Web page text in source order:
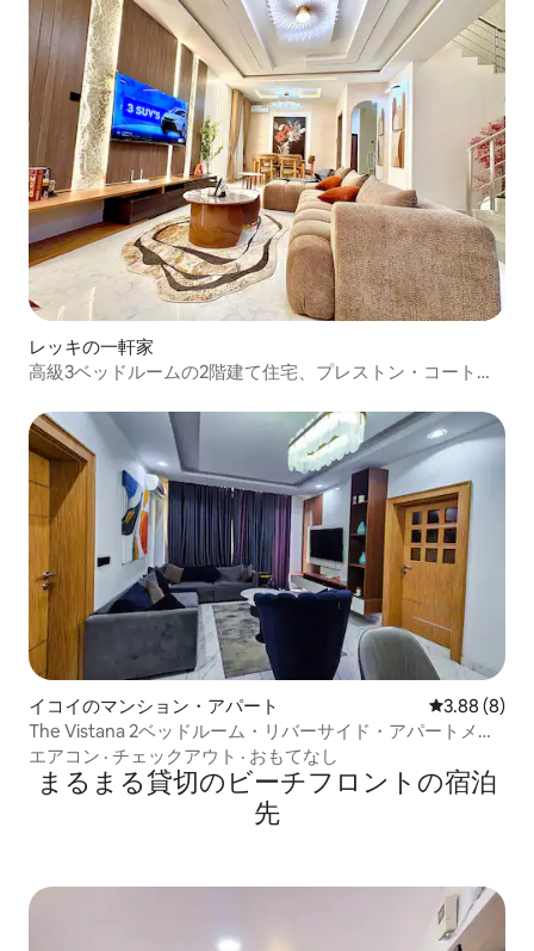
レッキの一軒家
高級3ベッドルームの2階建て住宅、プレストン・コート、
イコイのマンション・アパート レビュー8
3.88 (8)
The Vistana 2ベッドルーム・リバーサイド・アパートメン
ト
エアコン · チェックアウト · おもてなし
まるまる貸切のビーチフロントの宿泊
先